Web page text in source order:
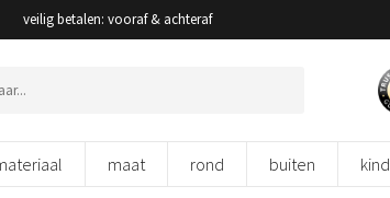
veilig betalen: vooraf & achteraf
maat rond buiten